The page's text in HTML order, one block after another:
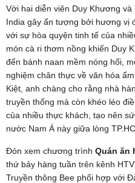
Với hai diễn viên Duy Khương
India gây ấn tượng bởi hương vị
với sự hòa quyện tinh tế của
món cà ri thơm nồng khiến Duy
đến bánh naan mềm nóng hổi,
nghiệm chân thực về văn hóa
Kiệt, anh chàng cho rằng nhà
truyền thống mà còn khéo léo
của nhiều thực khách, tạo nên
nước Nam Á này giữa lòng
Đón xem chương trình Quán ăn
thứ bảy hàng tuần trên kênh
Truyền thông Bee phối hợp với